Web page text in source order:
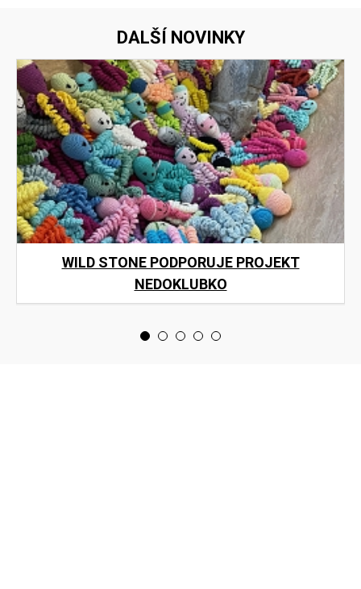
DALŠÍ NOVINKY
WILD STONE PODPORUJE PROJEKT
NEDOKLUBKO